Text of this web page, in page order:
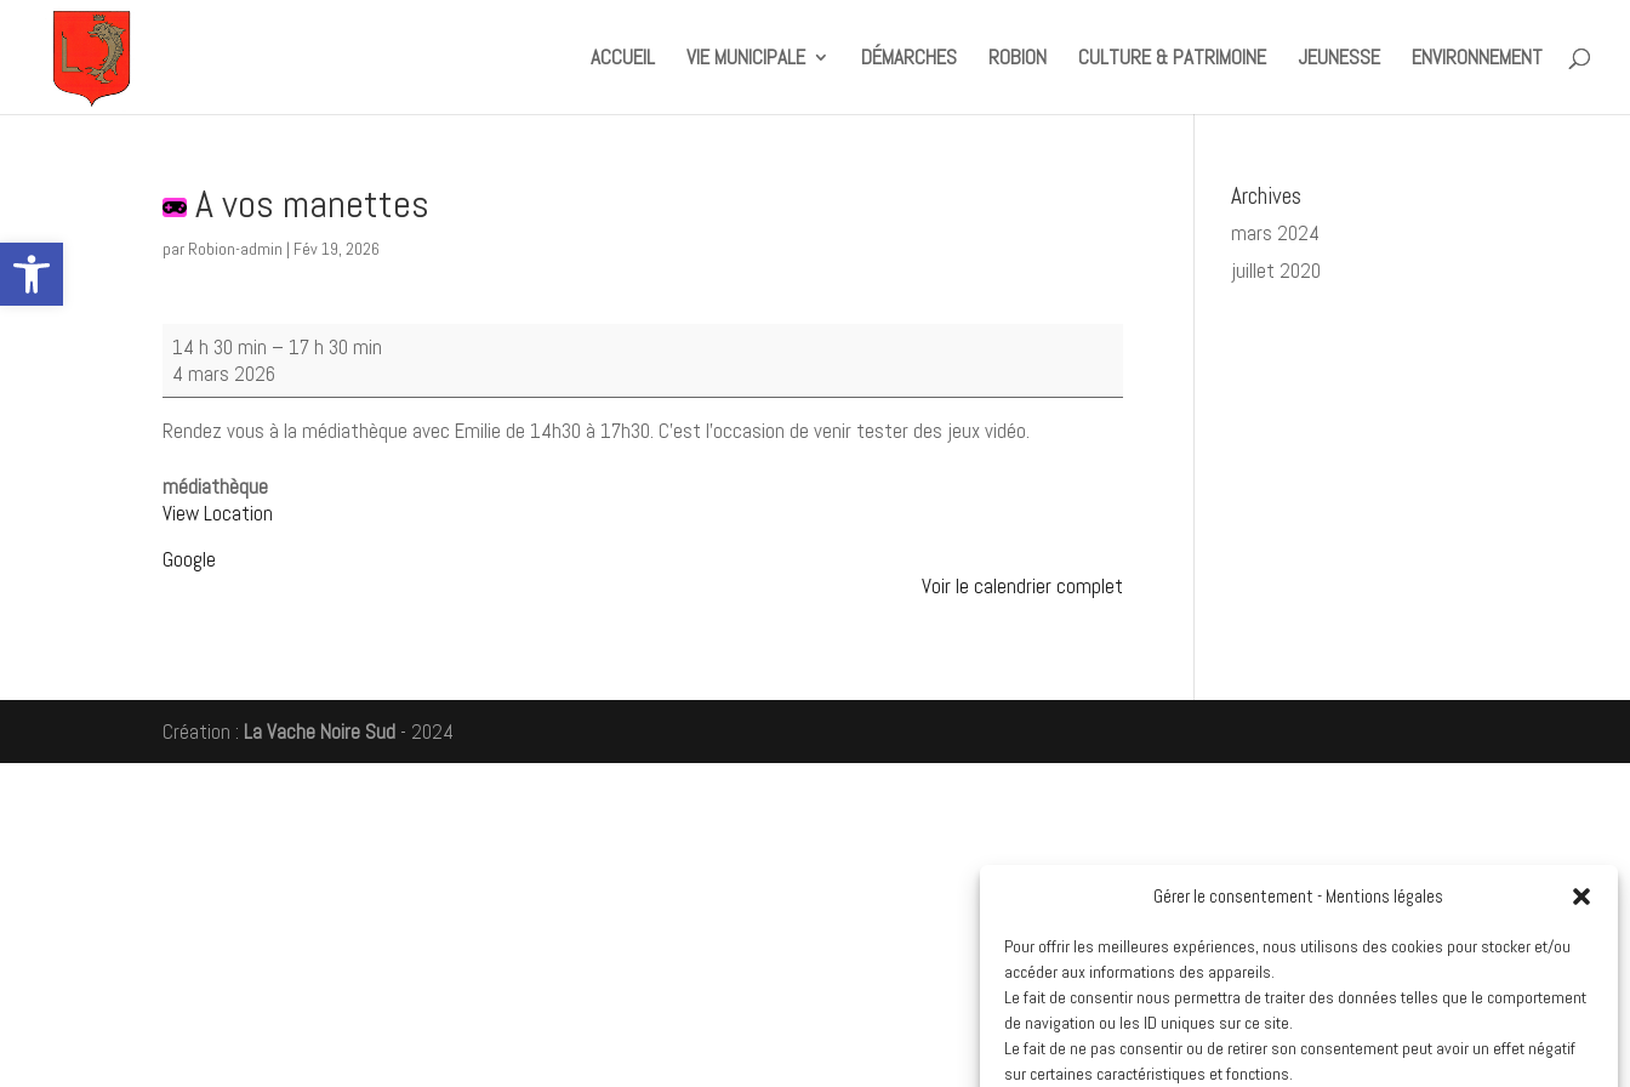
Ouvrir la barre d’outils
Gérer le consentement - Mentions légales
Pour offrir les meilleures expériences, nous utilisons des cookies pour stocker et/ou
accéder aux informations des appareils.
Le fait de consentir nous permettra de traiter des données telles que le comportement
de navigation ou les ID uniques sur ce site.
Le fait de ne pas consentir ou de retirer son consentement peut avoir un effet négatif
sur certaines caractéristiques et fonctions.
ACCUEIL VIE MUNICIPALE DÉMARCHES ROBION CULTURE & PATRIMOINE JEUNESSE ENVIRONNEMENT
A vos manettes
par Robion-admin | Fév 19, 2026
vos
manettes
14 h 30 min – 17 h 30 min
4 mars 2026
Rendez vous à la médiathèque avec Emilie de 14h30 à 17h30. C'est l'occasion de venir tester des jeux vidéo.
médiathèque
View Location
Google
Voir le calendrier complet
Archives
mars 2024
juillet 2020
Création : La Vache Noire Sud - 2024